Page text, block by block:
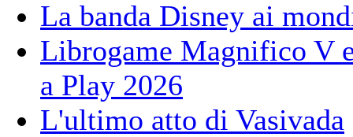
La banda Disney ai
Librogame Magnifico V
a Play 2026
L'ultimo atto di Vasivada